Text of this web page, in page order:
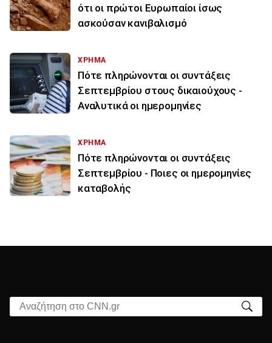
ότι οι πρώτοι Ευρωπαίοι ίσως
ασκούσαν κανιβαλισμό
ΧΡΗΜΑ
Πότε πληρώνονται οι συντάξεις
Σεπτεμβρίου στους δικαιούχους -
Αναλυτικά οι ημερομηνίες
ΧΡΗΜΑ
Πότε πληρώνονται οι συντάξεις
Σεπτεμβρίου - Ποιες οι ημερομηνίες
καταβολής
Αναζήτηση στο CNN.gr